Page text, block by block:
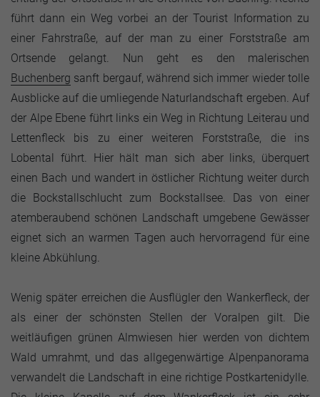
führt dann ein Weg vorbei an der Tourist Information zu
einer Fahrstraße, auf der man zu einer Forststraße am
Ortsende gelangt. Nun geht es den malerischen
Buchenberg sanft bergauf, während sich immer wieder tolle
Ausblicke auf die umliegende Naturlandschaft ergeben. Auf
der Alpe Ebene führt links ein Weg in Richtung Leiterau und
Lettenfleck bis zu einer weiteren Forststraße, die ins
Lobental führt. Hier hält man sich aber links, überquert
einen Bach und wandert in östlicher Richtung weiter durch
die Bockstallschlucht zum Bockstallsee. Das von einer
atemberaubend schönen Landschaft umgebene Gewässer
eignet sich an warmen Tagen auch hervorragend für eine
kleine Abkühlung.
Wenig später erreichen die Ausflügler den Wankerfleck, der
als einer der schönsten Stellen der Voralpen gilt. Die
weitläufigen grünen Almwiesen hier werden von dichtem
Wald umrahmt, und das allgegenwärtige Alpenpanorama
verwandelt die Landschaft in eine richtige Postkartenidylle.